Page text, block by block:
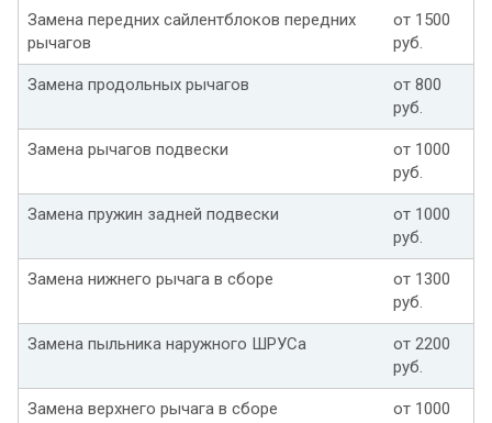
Замена передних сайлентблоков передних
рычагов
от 1500
руб.
Замена продольных рычагов
от 800
руб.
Замена рычагов подвески
от 1000
руб.
Замена пружин задней подвески
от 1000
руб.
Замена нижнего рычага в сборе
от 1300
руб.
Замена пыльника наружного ШРУСа
от 2200
руб.
Замена верхнего рычага в сборе
от 1000